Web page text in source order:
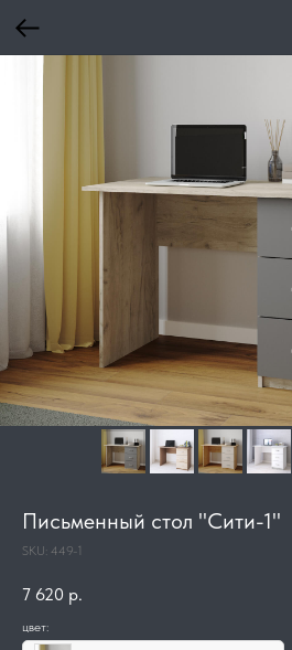
Письменный стол "Сити-1"
SKU: 449-1
7 620 р.
цвет: